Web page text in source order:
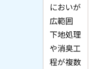
においが
広範囲
下地処理
や消臭工
程が複数